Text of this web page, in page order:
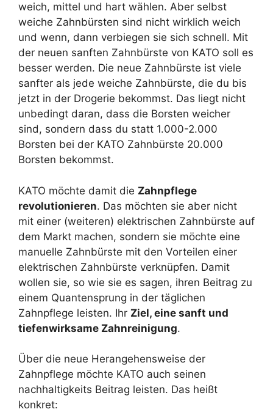
weich, mittel und hart wählen. Aber selbst
weiche Zahnbürsten sind nicht wirklich weich
und wenn, dann verbiegen sie sich schnell. Mit
der neuen sanften Zahnbürste von KATO soll es
besser werden. Die neue Zahnbürste ist viele
sanfter als jede weiche Zahnbürste, die du bis
jetzt in der Drogerie bekommst. Das liegt nicht
unbedingt daran, dass die Borsten weicher
sind, sondern dass du statt 1.000-2.000
Borsten bei der KATO Zahnbürste 20.000
Borsten bekommst.
KATO möchte damit die Zahnpflege
revolutionieren. Das möchten sie aber nicht
mit einer (weiteren) elektrischen Zahnbürste auf
dem Markt machen, sondern sie möchte eine
manuelle Zahnbürste mit den Vorteilen einer
elektrischen Zahnbürste verknüpfen. Damit
wollen sie, so wie sie es sagen, ihren Beitrag zu
einem Quantensprung in der täglichen
Zahnpflege leisten. Ihr Ziel, eine sanft und
tiefenwirksame Zahnreinigung.
Über die neue Herangehensweise der
Zahnpflege möchte KATO auch seinen
nachhaltigkeits Beitrag leisten. Das heißt
konkret: